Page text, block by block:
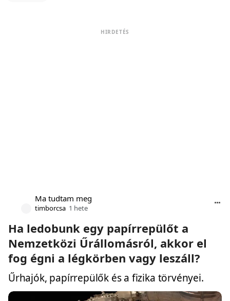
HIRDETÉS
Ma tudtam meg
timborcsa 1 hete
Ha ledobunk egy papírrepülőt a
Nemzetközi Űrállomásról, akkor el
fog égni a légkörben vagy leszáll?
Űrhajók, papírrepülők és a fizika törvényei.